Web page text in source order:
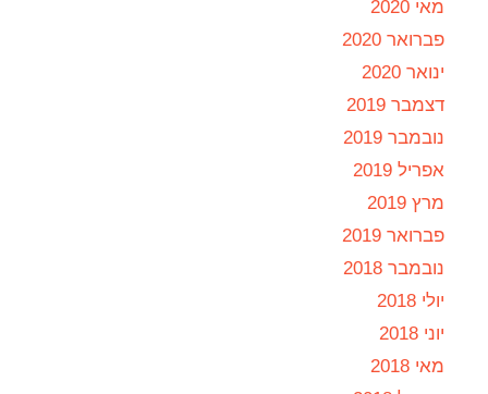
מאי 2020
פברואר 2020
ינואר 2020
דצמבר 2019
נובמבר 2019
אפריל 2019
מרץ 2019
פברואר 2019
נובמבר 2018
יולי 2018
יוני 2018
מאי 2018